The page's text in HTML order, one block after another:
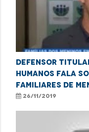
Defensor
Humanos fala
familiares de
26/11/2019